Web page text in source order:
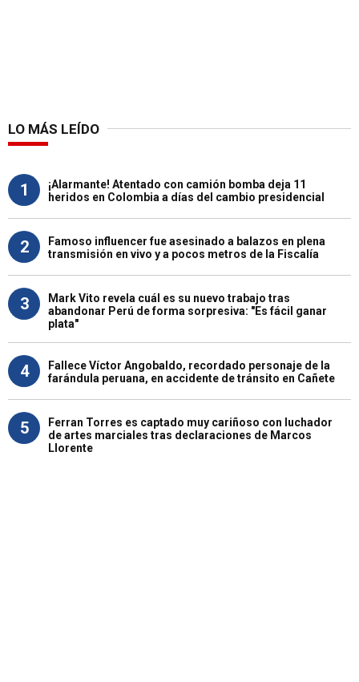
LO MÁS LEÍDO
1
¡Alarmante! Atentado con camión bomba deja 11
heridos en Colombia a días del cambio presidencial
2
Famoso influencer fue asesinado a balazos en plena
transmisión en vivo y a pocos metros de la Fiscalía
3
Mark Vito revela cuál es su nuevo trabajo tras
abandonar Perú de forma sorpresiva: "Es fácil ganar
plata"
4
Fallece Víctor Angobaldo, recordado personaje de la
farándula peruana, en accidente de tránsito en Cañete
5
Ferran Torres es captado muy cariñoso con luchador
de artes marciales tras declaraciones de Marcos
Llorente